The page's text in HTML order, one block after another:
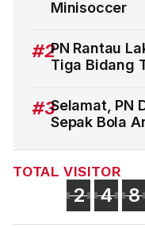
Minisoccer
#2PN Rantau
Tiga Bidang
#3Selamat, PN
Sepak Bola
TOTAL VISITOR
2 4 8